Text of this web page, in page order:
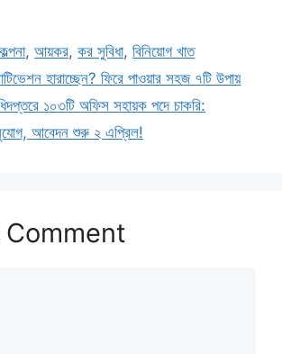
,আয়কর,কর সুবিধা,বিনিয়োগ খাত
হারাচ্ছেন? ফিরে পাওয়ার সহজ ৭টি উপায়
১০৩টি অফিস সহায়ক পদে চাকরি:
আবেদন শুরু ২ এপ্রিল!
Comment